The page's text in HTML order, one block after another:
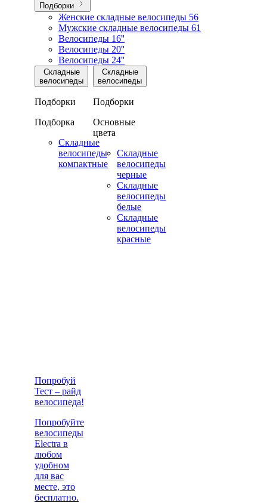
Подборки
Женские складные велосипеды 56
Мужские складные велосипеды 61
Велосипеды 16''
Велосипеды 20''
Велосипеды 24''
Складные
велосипеды
Подборки
Подборка
Складные
велосипеды
компактные
Складные
велосипеды
Подборки
Основные
цвета
Складные
велосипеды
черные
Складные
велосипеды
белые
Складные
велосипеды
красные
Попробуй
Тест – райд
велосипеда!
Попробуйте
велосипеды
Electra в
любом
удобном
для вас
месте, это
бесплатно.